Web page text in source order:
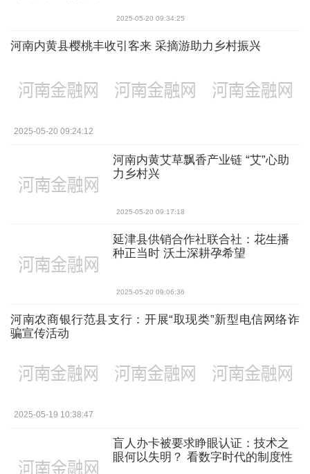
2025-05-20 09:34:25
河南内黄县樱桃丰收引客来 采摘游助力乡村振兴
2025-05-20 09:24:12
河南内黄艾草飘香产业链 “艾”心助
力乡村兴
2025-05-20 09:17:18
延津县供销合作社联合社：花生播
种正当时 沃土深耕孕希望
2025-05-20 09:06:36
河南农商银行范县支行：开展“取现类”新型电信网络诈
骗宣传活动
2025-05-19 10:38:47
盲人办卡被要求睁眼认证：技术之
眼何以失明？ 看数字时代的制度性